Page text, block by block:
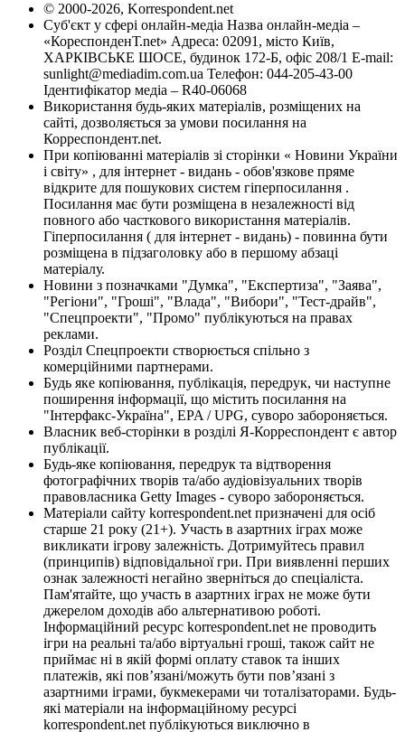
© 2000-2026, Korrespondent.net
Суб'єкт у сфері онлайн-медіа Назва онлайн-медіа –
«КореспонденТ.net» Адреса: 02091, місто Київ,
ХАРКІВСЬКЕ ШОСЕ, будинок 172-Б, офіс 208/1 E-mail:
sunlight@mediadim.com.ua Телефон: 044-205-43-00
Ідентифікатор медіа – R40-06068
Використання будь-яких матеріалів, розміщених на
сайті, дозволяється за умови посилання на
Корреспондент.net.
При копіюванні матеріалів зі сторінки « Новини України
і світу» , для інтернет - видань - обов'язкове пряме
відкрите для пошукових систем гіперпосилання .
Посилання має бути розміщена в незалежності від
повного або часткового використання матеріалів.
Гіперпосилання ( для інтернет - видань) - повинна бути
розміщена в підзаголовку або в першому абзаці
матеріалу.
Новини з позначками "Думка", "Експертиза", "Заява",
"Регіони", "Гроші", "Влада", "Вибори", "Тест-драйв",
"Спецпроекти", "Промо" публікуються на правах
реклами.
Розділ Спецпроекти створюється спільно з
комерційними партнерами.
Будь яке копіювання, публікація, передрук, чи наступне
поширення інформації, що містить посилання на
"Інтерфакс-Україна", EPA / UPG, суворо забороняється.
Власник веб-сторінки в розділі Я-Корреспондент є автор
публікації.
Будь-яке копіювання, передрук та відтворення
фотографічних творів та/або аудіовізуальних творів
правовласника Getty Images - суворо забороняється.
Матеріали сайту korrespondent.net призначені для осіб
старше 21 року (21+). Участь в азартних іграх може
викликати ігрову залежність. Дотримуйтесь правил
(принципів) відповідальної гри. При виявленні перших
ознак залежності негайно зверніться до спеціаліста.
Пам'ятайте, що участь в азартних іграх не може бути
джерелом доходів або альтернативою роботі.
Інформаційний ресурс korrespondent.net не проводить
ігри на реальні та/або віртуальні гроші, також сайт не
приймає ні в якій формі оплату ставок та інших
платежів, які пов’язані/можуть бути пов’язані з
азартними іграми, букмекерами чи тоталізаторами. Будь-
які матеріали на інформаційному ресурсі
korrespondent.net публікуються виключно в